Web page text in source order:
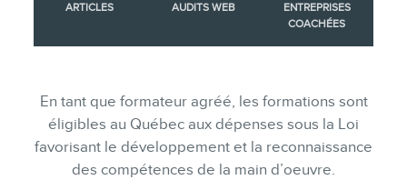
ARTICLES AUDITS WEB
ENTREPRISES
COACHÉES
En tant que formateur agréé, les formations sont
éligibles au Québec aux dépenses sous la Loi
favorisant le développement et la reconnaissance
des compétences de la main d’oeuvre.